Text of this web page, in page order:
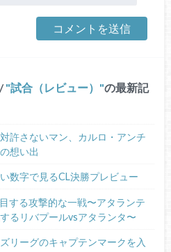
/ 試合（レビュー）
の最新記
許さないマン、カルロ・アンチ
想い出
数字で見るCL決勝プレビュー
する攻撃的な一戦〜アタランテ
るリバプールvsアタランタ〜
リーグのキャプテンマークを入